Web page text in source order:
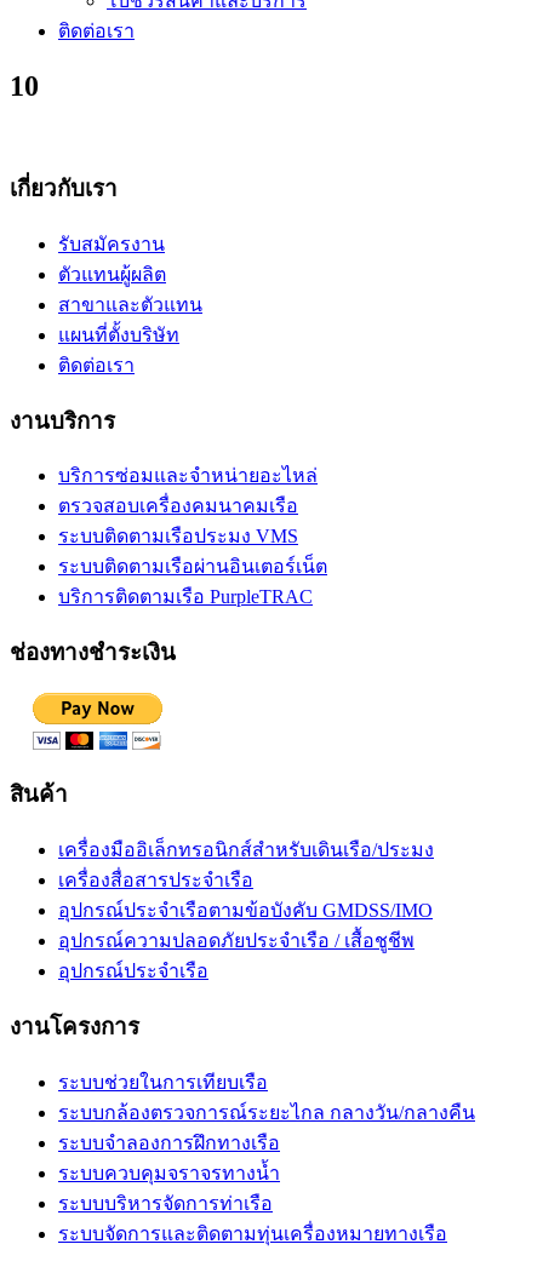
ติดต่อเรา
10
เกี่ยวกับเรา
รับสมัครงาน
ตัวแทนผู้ผลิต
สาขาและตัวแทน
แผนที่ตั้งบริษัท
ติดต่อเรา
งานบริการ
บริการซ่อมและจำหน่ายอะไหล่
ตรวจสอบเครื่องคมนาคมเรือ
ระบบติดตามเรือประมง VMS
ระบบติดตามเรือผ่านอินเตอร์เน็ต
บริการติดตามเรือ PurpleTRAC
ช่องทางชำระเงิน
สินค้า
เครื่องมืออิเล็กทรอนิกส์สำหรับเดินเรือ/ประมง
เครื่องสื่อสารประจำเรือ
อุปกรณ์ประจำเรือตามข้อบังคับ GMDSS/IMO
อุปกรณ์ความปลอดภัยประจำเรือ / เสื้อชูชีพ
อุปกรณ์ประจำเรือ
งานโครงการ
ระบบช่วยในการเทียบเรือ
ระบบกล้องตรวจการณ์ระยะไกล กลางวัน/กลางคืน
ระบบจำลองการฝึกทางเรือ
ระบบควบคุมจราจรทางน้ำ
ระบบบริหารจัดการท่าเรือ
ระบบจัดการและติดตามทุ่นเครื่องหมายทางเรือ